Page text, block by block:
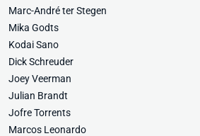
Marc-André ter Stegen
Mika Godts
Kodai Sano
Dick Schreuder
Joey Veerman
Julian Brandt
Jofre Torrents
Marcos Leonardo